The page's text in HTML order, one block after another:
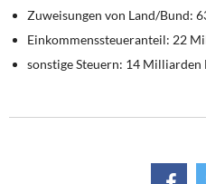
Zuweisungen von Land/Bund:
Einkommenssteueranteil: 22
sonstige Steuern: 14 Milliarden